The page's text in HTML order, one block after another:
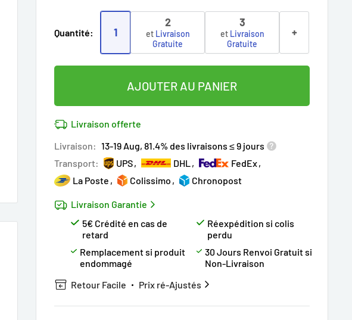
Quantité: 1
2
et Livraison
Gratuite
3
et Livraison
Gratuite
+
AJOUTER AU PANIER
Livraison offerte
Livraison: 13-19 Aug, 81.4% des livraisons ≤ 9 jours
Transport:
UPS DHL
FedEx
La Poste
Colissimo Chronopost
Livraison Garantie
5€ Crédité en cas de
retard
Réexpédition si colis
perdu
Remplacement si produit
endommagé
30 Jours Renvoi Gratuit si
Non-Livraison
Retour Facile
Prix ré-Ajustés